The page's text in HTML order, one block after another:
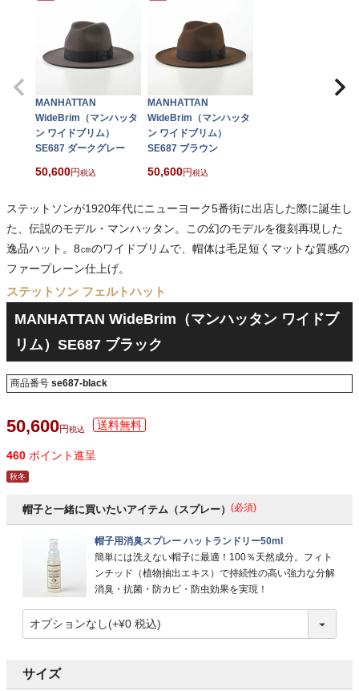
MANHATTAN
WideBrim（マンハッタ
ン ワイドブリム）
SE687 ダークグレー
50,600 税込
MANHATTAN
WideBrim（マンハッタ
ン ワイドブリム）
SE687 ブラウン
50,600 税込
ステットソンが1920年代にニューヨーク5番街に出店した際に誕生し
た、伝説のモデル・マンハッタン。この幻のモデルを復刻再現した
逸品ハット。8㎝のワイドブリムで、帽体は毛足短くマットな質感の
ファープレーン仕上げ。
ステットソン フェルトハット
MANHATTAN WideBrim（マンハッタン ワイドブ
リム）SE687 ブラック
商品番号 se687-black
50,600 税込
460 ポイント進呈
秋冬
帽子と一緒に買いたいアイテム（スプレー） (必須)
帽子用消臭スプレー ハットランドリー50ml
簡単には洗えない帽子に最適！100％天然成分。フィト
ンチッド（植物抽出エキス）で持続性の高い強力な分解
消臭・抗菌・防カビ・防虫効果を実現！
サイズ